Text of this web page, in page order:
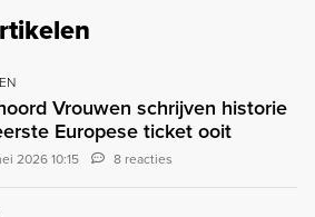
Vrouwen schrijven historie
Europese ticket ooit
2026 10:15 8 reacties